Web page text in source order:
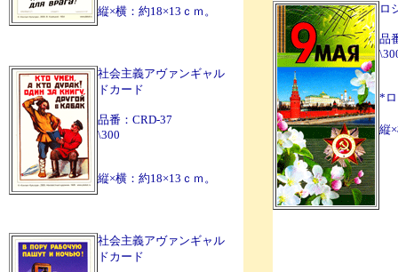
縦×横：約18×13ｃｍ。
社会主義アヴァンギャル
ドカード
品番：CRD-37
\300
縦×横：約18×13ｃｍ。
社会主義アヴァンギャル
ドカード
ロ
品
*ロ
縦